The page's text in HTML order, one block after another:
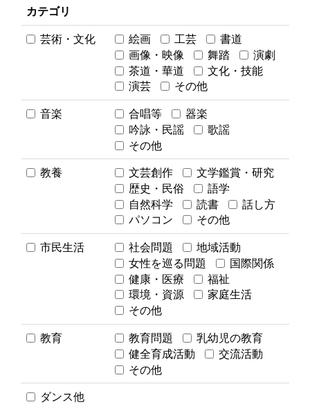
カテゴリ
芸術・文化 絵画 工芸
書道
画像・映像
舞踏
演劇
茶道・華道
文化・技能
演芸
その他
音楽 合唱等
器楽
吟詠・民謡
歌謡
その他
教養 文芸創作
文学鑑賞・研究
歴史・民俗
語学
自然科学
読書
話し方
パソコン
その他
市民生活 社会問題
地域活動
女性を巡る問題
国際関係
健康・医療
福祉
環境・資源
家庭生活
その他
教育 教育問題
乳幼児の教育
健全育成活動
交流活動
その他
ダンス他